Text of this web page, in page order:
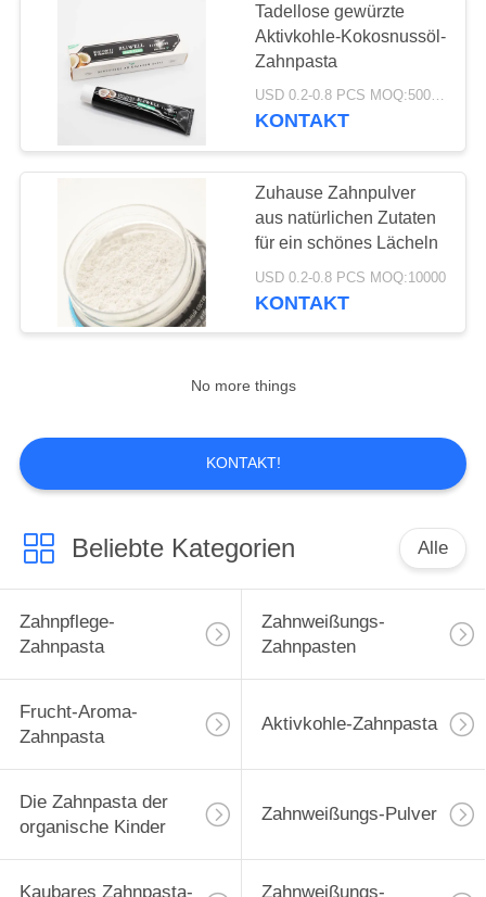
TRETEN
IN
VERBINDUNG
FORDERN
SEITENVERZEICHNIS
DATENSCHUTZ-
BESTIMMUNGEN
Tadellose gewürzte
Aktivkohle-Kokosnussöl-
Zahnpasta
USD 0.2-0.8 PCS MOQ:500pcs-30000pcs
KONTAKT
Zuhause Zahnpulver
aus natürlichen Zutaten
für ein schönes Lächeln
USD 0.2-0.8 PCS MOQ:10000
KONTAKT
No more things
KONTAKT!
Beliebte Kategorien Alle
Zahnpflege-
Zahnpasta
Zahnweißungs-
Zahnpasten
Frucht-Aroma-
Zahnpasta
Aktivkohle-Zahnpasta
Die Zahnpasta der
organische Kinder
Zahnweißungs-Pulver
Kaubares Zahnpasta- Zahnweißungs-